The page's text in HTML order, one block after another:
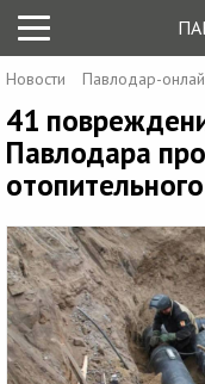
Новости Павлодар-
41
Павлодара